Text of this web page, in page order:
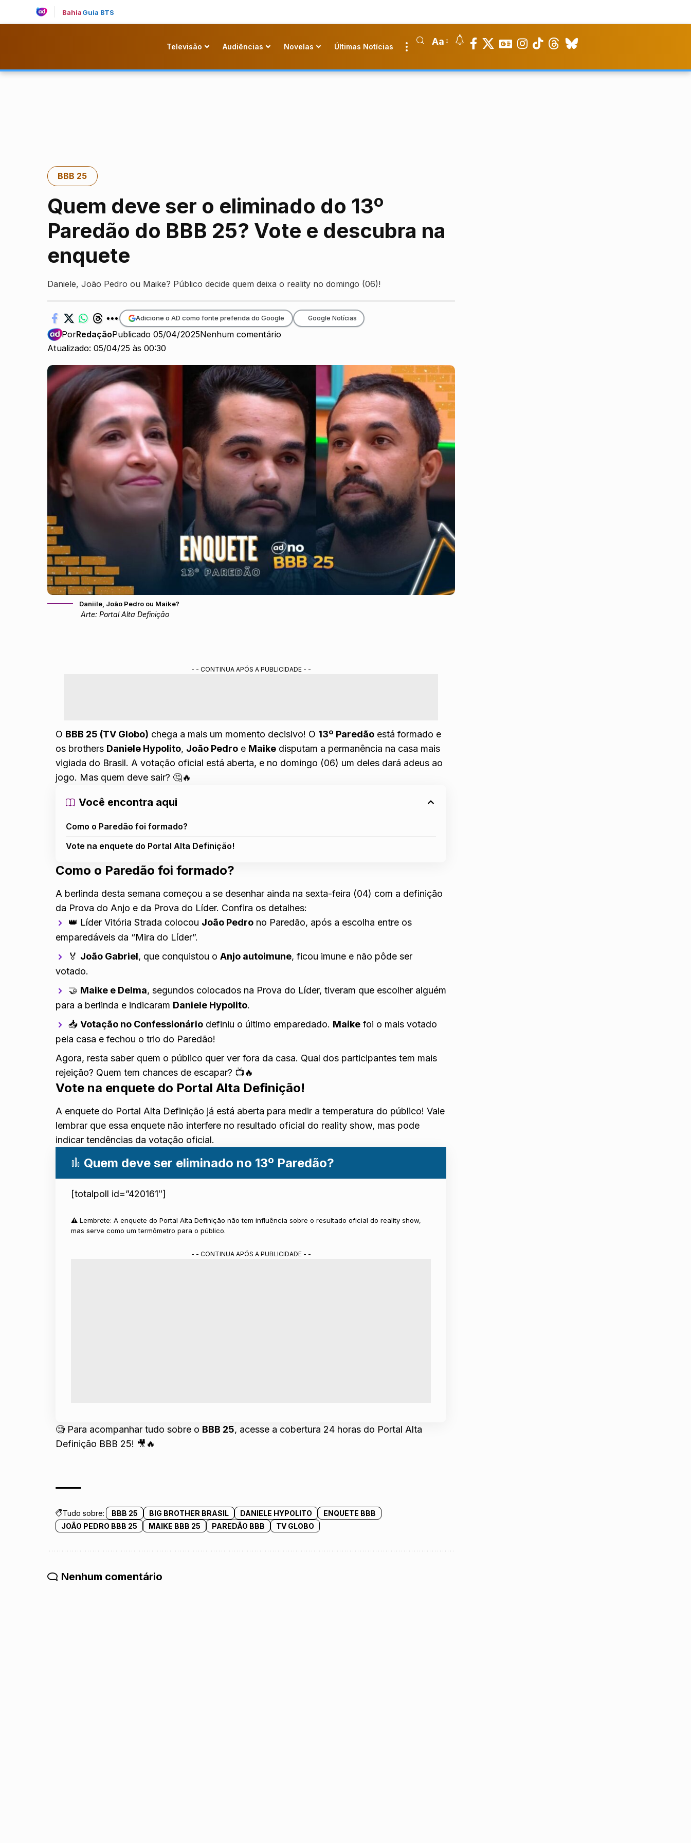
BahiaGuia BTS
Televisão Audiências Novelas Últimas Notícias Aa
BBB 25
Quem deve ser o eliminado do 13º
Paredão do BBB 25? Vote e descubra na
enquete
Daniele, João Pedro ou Maike? Público decide quem deixa o reality no domingo (06)!
Atualizado: 05/04/25 às 00:30
PorRedaçãoPublicado 05/04/2025Nenhum comentário
Adicione o AD como fonte preferida do Google Google Notícias
Daniile, João Pedro ou Maike?
Arte: Portal Alta Definição
- - CONTINUA APÓS A PUBLICIDADE - -
O BBB 25 (TV Globo) chega a mais um momento decisivo! O 13º Paredão está formado e
os brothers Daniele Hypolito, João Pedro e Maike disputam a permanência na casa mais
vigiada do Brasil. A votação oficial está aberta, e no domingo (06) um deles dará adeus ao
jogo. Mas quem deve sair? 🤔🔥
Você encontra aqui
Como o Paredão foi formado?
Vote na enquete do Portal Alta Definição!
Como o Paredão foi formado?
A berlinda desta semana começou a se desenhar ainda na sexta-feira (04) com a definição
da Prova do Anjo e da Prova do Líder. Confira os detalhes:
👑 LíderVitória Strada colocou João Pedro no Paredão, após a escolha entre os
emparedáveis da “Mira do Líder”.
🏅 João Gabriel, que conquistou oAnjo autoimune, ficou imune e não pôde ser
votado.
🤝 Maike e Delma, segundos colocados na Prova do Líder, tiveram que escolher alguém
para a berlinda e indicaram Daniele Hypolito.
📥Votação no Confessionário definiu o último emparedado. Maike foi o mais votado
pela casa e fechou o trio do Paredão!
Agora, resta saber quem o público quer ver fora da casa. Qual dos participantes tem mais
rejeição? Quem tem chances de escapar? 📺🔥
Vote na enquete do Portal Alta Definição!
A enquete do Portal Alta Definição já está aberta para medir a temperatura do público! Vale
lembrar que essa enquete não interfere no resultado oficial do reality show, mas pode
indicar tendências da votação oficial.
Quem deve ser eliminado no 13º Paredão?
[totalpoll id=”420161″]
⚠️ Lembrete: A enquete do Portal Alta Definição não tem influência sobre o resultado oficial do reality show,
mas serve como um termômetro para o público.
- - CONTINUA APÓS A PUBLICIDADE - -
🧐 Para acompanhar tudo sobre o BBB 25, acesse a cobertura 24 horas do Portal Alta
Definição BBB 25! 🎥🔥
Tudo sobre: BBB 25 BIG BROTHER BRASIL DANIELE HYPOLITO
ENQUETE BBB
JOÃO PEDRO BBB 25
MAIKE BBB 25 PAREDÃO BBB TV GLOBO
Nenhum comentário